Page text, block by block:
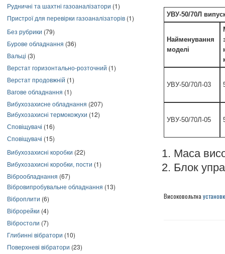
Рудничні та шахтні газоаналізатори (1)
Пристрої для перевірки газоаналізаторів (1)
Без рубрики (79)
Бурове обладнання (36)
Вальці (3)
Верстат горизонтально-розточний (1)
Верстат продовжній (1)
Вагове обладнання (1)
Вибухозахисне обладнання (207)
Вибухозахисні термокожухи (12)
Сповіщувачі (16)
Сповіщувачі (15)
Вибухозахисні коробки (22)
Вибухозахисні коробки, пости (1)
Віброобладнання (67)
Вібровипробувальне обладнання (13)
Віброплити (6)
Віброрейки (4)
Вібростоли (7)
Глибинні вібратори (10)
Поверхневі вібратори (23)
УВУ-50/70Л
Найменування
моделі
УВУ-50/70Л-03
УВУ-50/70Л-05
Маса
Блок
Високовольтна